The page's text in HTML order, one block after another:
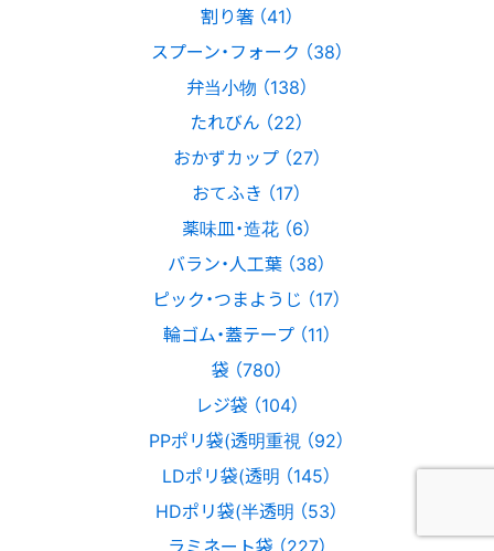
割り箸 （41）
スプーン・フォーク （38）
弁当小物 （138）
たれびん （22）
おかずカップ （27）
おてふき （17）
薬味皿・造花 （6）
バラン・人工葉 （38）
ピック・つまようじ （17）
輪ゴム・蓋テープ （11）
袋 （780）
レジ袋 （104）
PPポリ袋(透明重視 （92）
LDポリ袋(透明 （145）
HDポリ袋(半透明 （53）
ラミネート袋 （227）